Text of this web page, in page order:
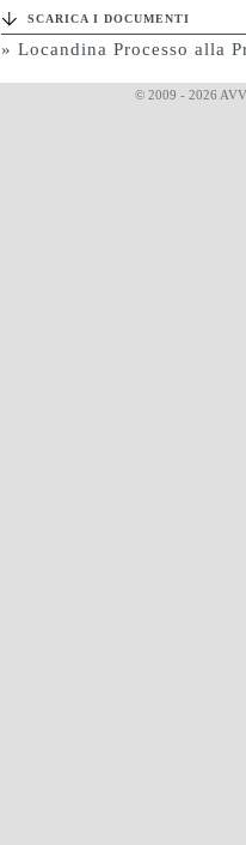
SCARICA I DOCUMENTI
» Locandina Processo alla
© 2009 - 2026